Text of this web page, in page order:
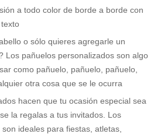
a todo color de borde a borde con
o sólo quieres agregarle un
Los pañuelos personalizados son algo
como pañuelo, pañuelo, pañuelo,
otra cosa que se le ocurra
hacen que tu ocasión especial sea
la regalas a tus invitados. Los
ideales para fiestas, atletas,